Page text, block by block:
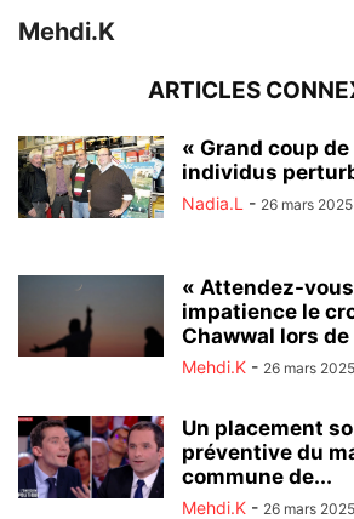
Mehdi.K
ARTICLES
« Grand coup de
individus
Nadia.L - 26 mars 2025
« Attendez-
impatience le
Chawwal lors
Mehdi.K - 26 mars 2025
Un placement
préventive du
commune de...
Mehdi.K - 26 mars 2025